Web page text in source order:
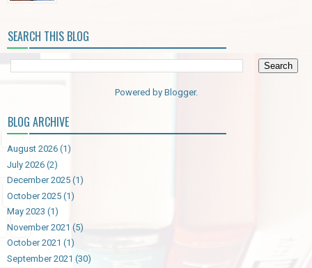
SEARCH THIS BLOG
Powered by Blogger.
BLOG ARCHIVE
August 2026 (1)
July 2026 (2)
December 2025 (1)
October 2025 (1)
May 2023 (1)
November 2021 (5)
October 2021 (1)
September 2021 (30)